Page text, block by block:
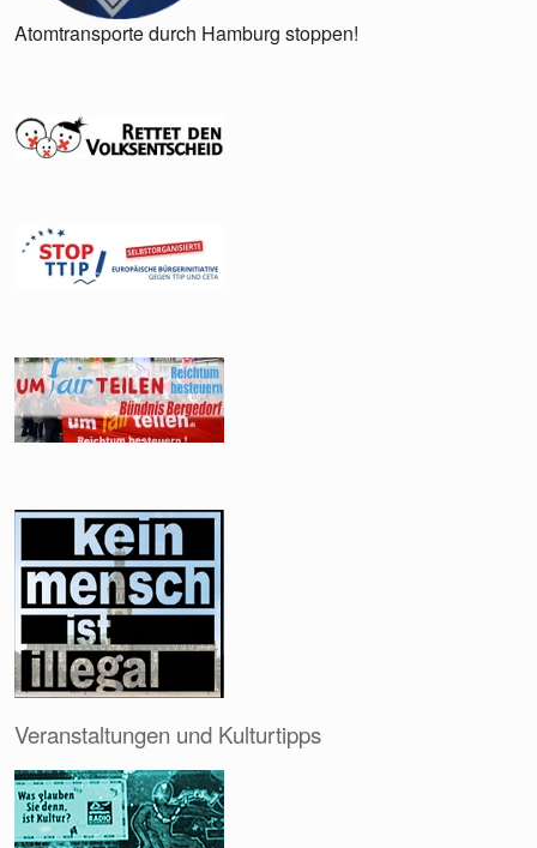
Atomtransporte durch Hamburg stoppen!
Veranstaltungen und Kulturtipps